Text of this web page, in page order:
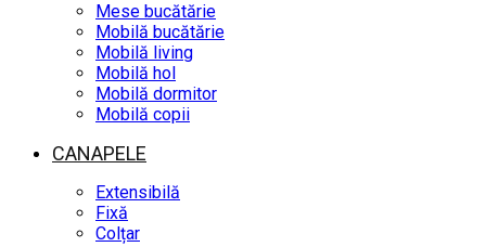
Mese bucătărie
Mobilă bucătărie
Mobilă living
Mobilă hol
Mobilă dormitor
Mobilă copii
CANAPELE
Extensibilă
Fixă
Colțar